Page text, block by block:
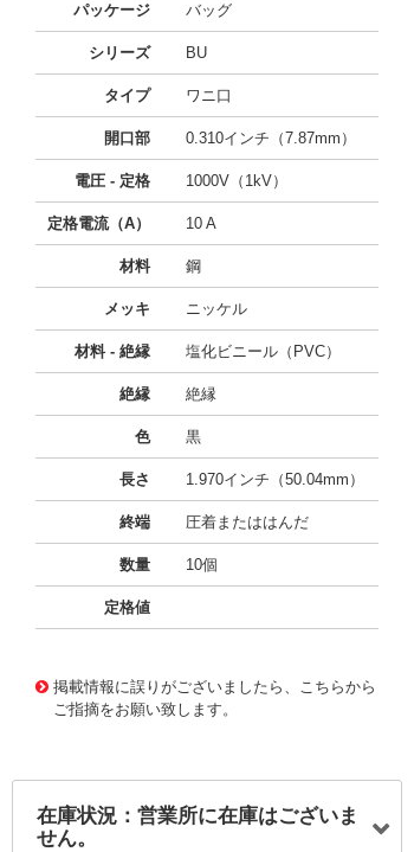
パッケージ バッグ
シリーズ BU
タイプ ワニ口
開口部 0.310インチ（7.87mm）
電圧 - 定格 1000V（1kV）
定格電流（A） 10 A
材料 鋼
メッキ ニッケル
材料 - 絶縁 塩化ビニール（PVC）
絶縁 絶縁
色 黒
長さ 1.970インチ（50.04mm）
終端 圧着またははんだ
数量 10個
定格値
掲載情報に誤りがございましたら、こちらから
ご指摘をお願い致します。
在庫状況：営業所に在庫はございま
せん。